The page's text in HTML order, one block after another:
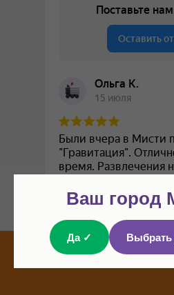
Ваш город
Да ✓ Выбрать
АКЦИИ В